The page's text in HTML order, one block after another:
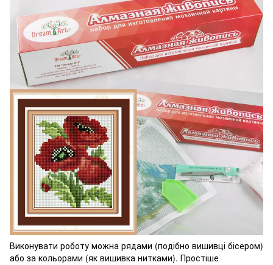
Виконувати роботу можна рядами (подібно вишивці бісером)
або за кольорами (як вишивка нитками). Простіше